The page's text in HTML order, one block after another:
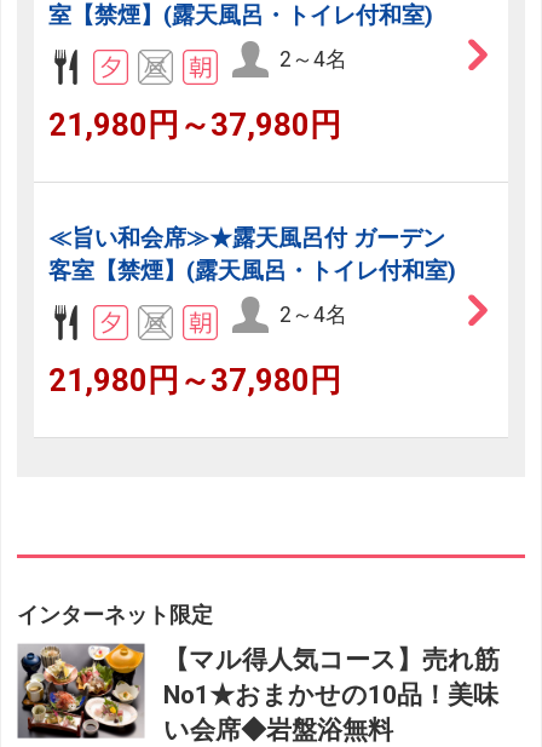
室【禁煙】(露天風呂・トイレ付和室)
2～4名
21,980円～37,980円
≪旨い和会席≫★露天風呂付 ガーデン
客室【禁煙】(露天風呂・トイレ付和室)
2～4名
21,980円～37,980円
インターネット限定
【マル得人気コース】売れ筋
No1★おまかせの10品！美味
い会席◆岩盤浴無料